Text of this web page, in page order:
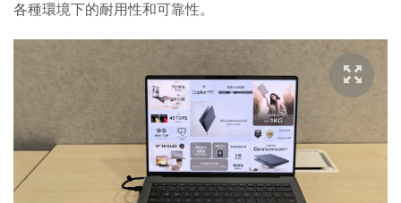
各種環境下的耐用性和可靠性。